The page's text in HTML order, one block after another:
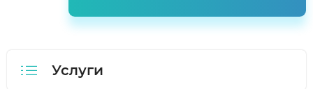
Услуги